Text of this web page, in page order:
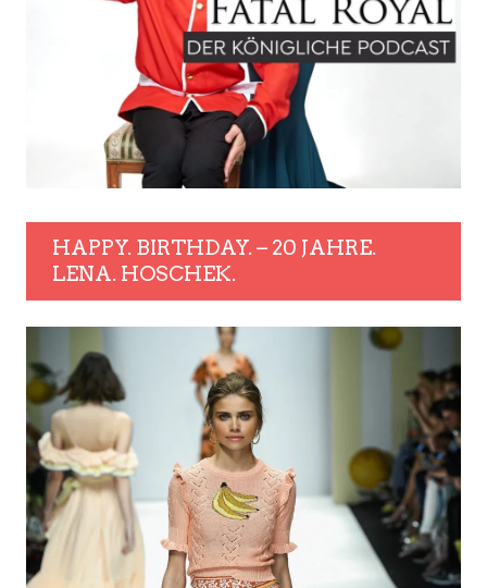
HAPPY. BIRTHDAY. – 20 JAHRE.
LENA. HOSCHEK.